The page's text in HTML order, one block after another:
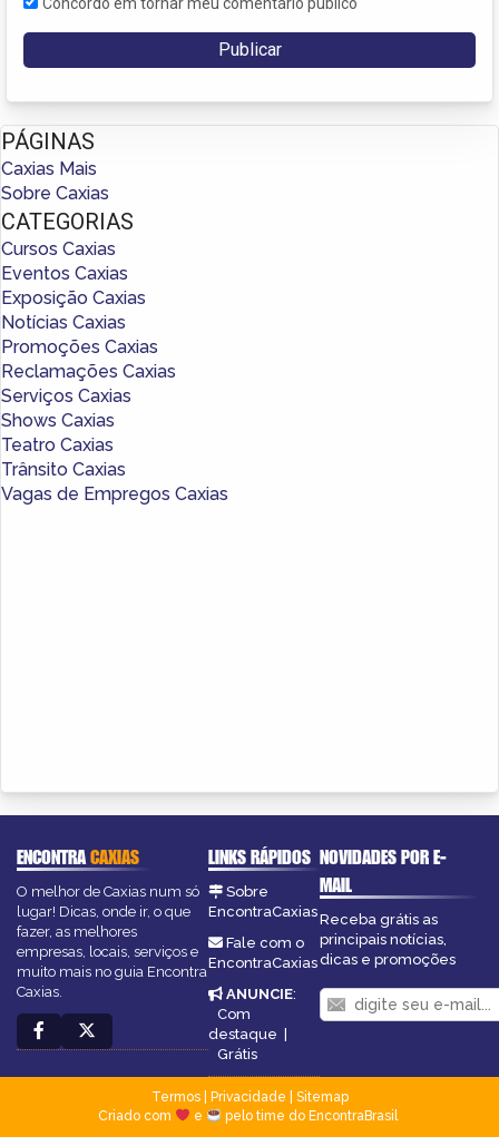
PÁGINAS
Caxias Mais
Sobre Caxias
CATEGORIAS
Cursos Caxias
Eventos Caxias
Exposição Caxias
Notícias Caxias
Promoções Caxias
Reclamações Caxias
Serviços Caxias
Shows Caxias
Teatro Caxias
Trânsito Caxias
Vagas de Empregos Caxias
ENCONTRACAXIAS
O melhor de Caxias num só
lugar! Dicas, onde ir, o que
fazer, as melhores
empresas, locais, serviços e
muito mais no guia Encontra
Caxias.
LINKS RÁPIDOS
Sobre
EncontraCaxias
Fale com o
EncontraCaxias
ANUNCIE:
Com
destaque
Grátis
NOVIDADES POR E-
MAIL
Receba grátis as
principais notícias,
dicas e promoções
Termos| Privacidade
Sitemap
Criado com
e pelo time do EncontraBrasil